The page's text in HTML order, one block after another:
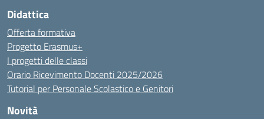
Didattica
Offerta formativa
Progetto Erasmus+
I progetti delle classi
Orario Ricevimento Docenti 2025/2026
Tutorial per Personale Scolastico e Genitori
Novità